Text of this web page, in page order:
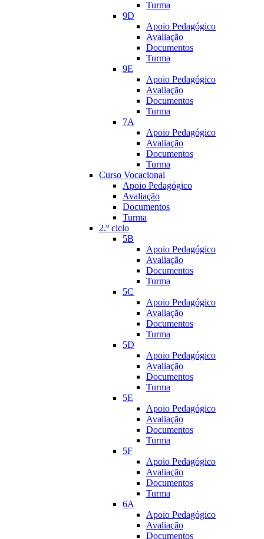
Turma
9D
Apoio Pedagógico
Avaliação
Documentos
Turma
9E
Apoio Pedagógico
Avaliação
Documentos
Turma
7A
Apoio Pedagógico
Avaliação
Documentos
Turma
Curso Vocacional
Apoio Pedagógico
Avaliação
Documentos
Turma
2.º ciclo
5B
Apoio Pedagógico
Avaliação
Documentos
Turma
5C
Apoio Pedagógico
Avaliação
Documentos
Turma
5D
Apoio Pedagógico
Avaliação
Documentos
Turma
5E
Apoio Pedagógico
Avaliação
Documentos
Turma
5F
Apoio Pedagógico
Avaliação
Documentos
Turma
6A
Apoio Pedagógico
Avaliação
Documentos